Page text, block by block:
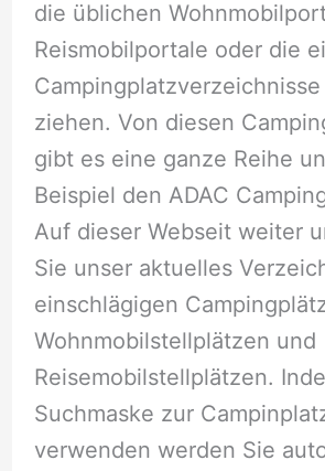
die üblichen
Reismobilportale oder die
ziehen. Von diesen
gibt es eine ganze Reihe
Beispiel den ADAC
Auf dieser Webseit weiter
Sie unser aktuelles
einschlägigen
Wohnmobilstellplätzen und
Reisemobilstellplätzen.
Suchmaske zur
verwenden werden Sie